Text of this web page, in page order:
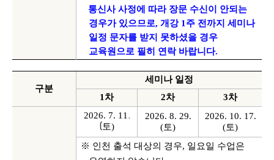
통신사 사정에 따라 장문 수신이 안되는
경우가 있으므로, 개강 1주 전까지 세미나
일정 문자를 받지 못하셨을 경우
교육원으로 필히 연락 바랍니다.
구분
세미나 일정
1 차 2차 3차
2026. 7. 11 .
( 토)
2026. 8. 29.
(토)
2026. 10. 17.
(토)
※ 인천 출석 대상의 경우, 일요일 수업은